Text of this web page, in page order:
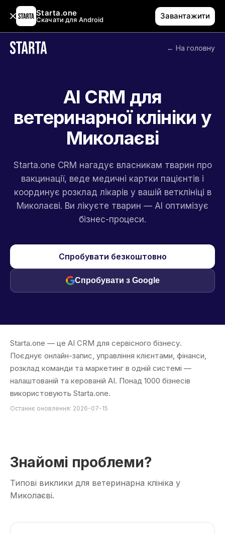
Starta.one
Скачати для Android Завантажити
← На головну
AI CRM для
ветеринарної клініки у
Миколаєві
Starta.one CRM нагадує власникам тварин про
вакцинації, веде медичні картки пацієнтів і
координує розклад лікарів у вашій ветклініці в
Миколаєві. Ви лікуєте тварин — AI оптимізує
бізнес-процеси.
Спробувати безкоштовно
Спробувати з Google
Starta.one — це AI CRM для сервісного бізнесу.
Поєднує онлайн-запис, управління клієнтами, фінанси,
розклад команди та маркетинг в одній системі —
налаштованій та керованій AI. Понад 1000 бізнесів
використовують Starta.one.
Останнє оновлення: 2026-07-15
Знайомі проблеми?
Типові виклики для ветеринарна клініка у
Миколаєві.